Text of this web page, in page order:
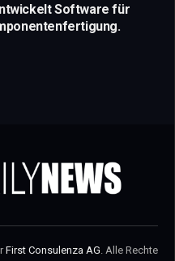
Software für
First Consulenza AG . Alle Rechte